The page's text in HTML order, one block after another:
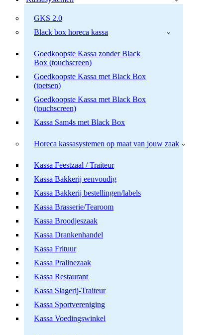
GKS 2.0
Black box horeca kassa
Goedkoopste Kassa zonder Black
Box (touchscreen)
Goedkoopste Kassa met Black Box
(toetsen)
Goedkoopste Kassa met Black Box
(touchscreen)
Kassa Sam4s met Black Box
Horeca kassasystemen op maat van jouw zaak
Kassa Feestzaal / Traiteur
Kassa Bakkerij eenvoudig
Kassa Bakkerij bestellingen/labels
Kassa Brasserie/Tearoom
Kassa Broodjeszaak
Kassa Drankenhandel
Kassa Frituur
Kassa Pralinezaak
Kassa Restaurant
Kassa Slagerij-Traiteur
Kassa Sportvereniging
Kassa Voedingswinkel